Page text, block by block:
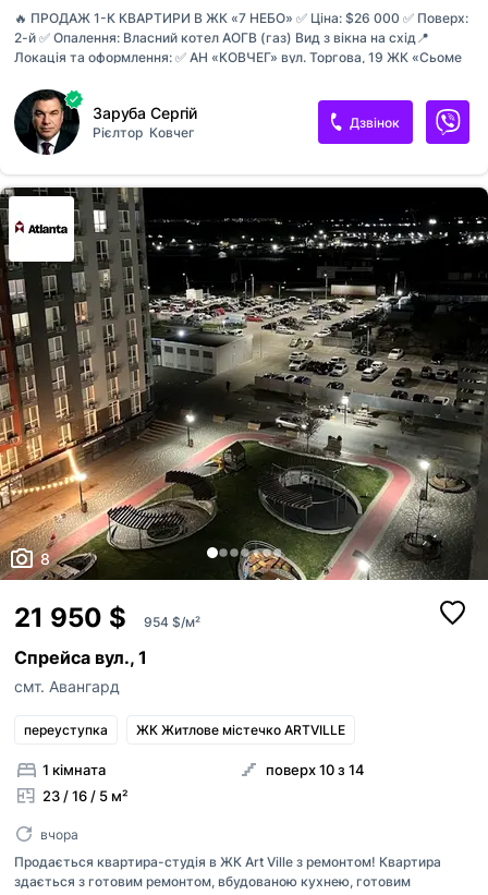
🔥 ПРОДАЖ 1-К КВАРТИРИ В ЖК «7 НЕБО» ✅ Ціна: $26 000 ✅ Поверх:
2-й ✅ Опалення: Власний котел АОГВ (газ) Вид з вікна на схід ​📍
Локація та оформлення: ✅ АН «КОВЧЕГ» вул. Торгова, 19 ЖК «Сьоме
Заруба Сергій
Рієлтор Ковчег
Дзвінок
8
21 950 $ 954 $/м²
Спрейса вул., 1
смт. Авангард
переуступка ЖК Житлове містечко ARTVILLE
1 кімната
23 / 16 / 5 м²
поверх 10 з 14
вчора
Продається квартира-студія в ЖК Art Ville з ремонтом! Квартира
здається з готовим ремонтом, вбудованою кухнею, готовим